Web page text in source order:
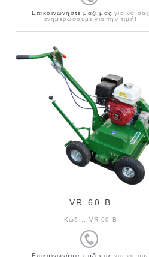
Επικοινωνήστε μαζί μας για να σας
ενημερώσουμε για την τιμή!
VR 60 B
Κωδ.:: VR 60 B
Επικοινωνήστε μαζί μας για να σας